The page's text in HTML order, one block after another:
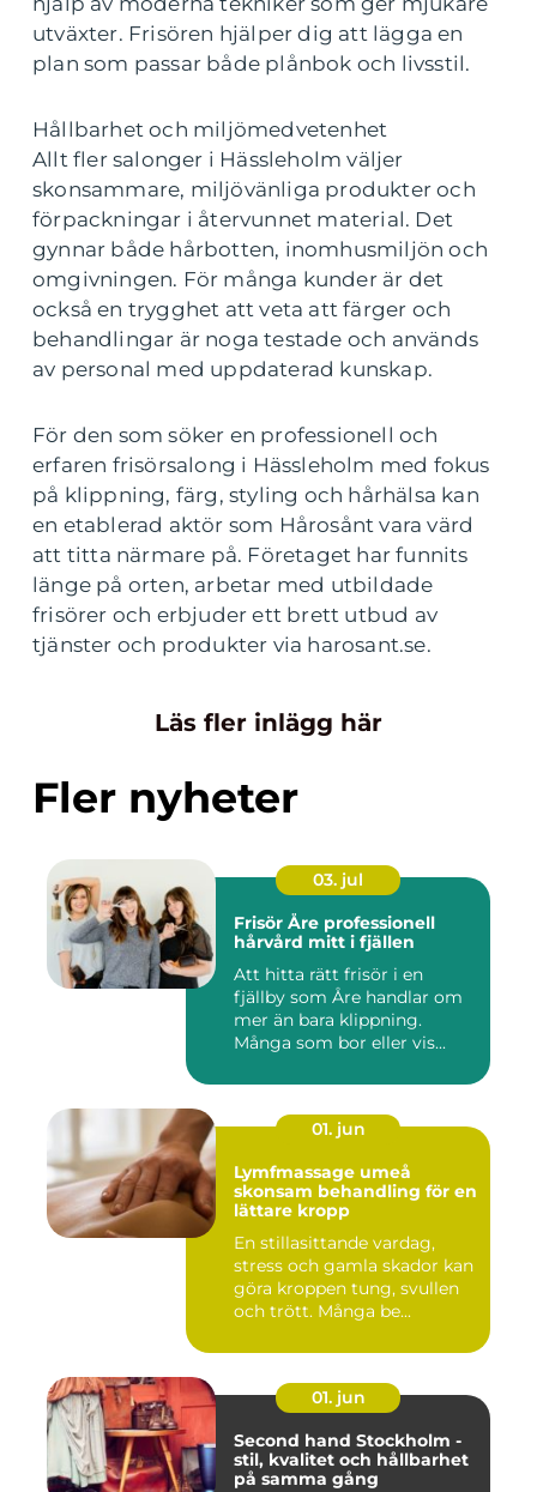
utväxter. Frisören hjälper dig att lägga en
plan som passar både plånbok och livsstil.
Hållbarhet och miljömedvetenhet
Allt fler salonger i Hässleholm väljer
skonsammare, miljövänliga produkter och
förpackningar i återvunnet material. Det
gynnar både hårbotten, inomhusmiljön och
omgivningen. För många kunder är det
också en trygghet att veta att färger och
behandlingar är noga testade och används
av personal med uppdaterad kunskap.
För den som söker en professionell och
erfaren frisörsalong i Hässleholm med fokus
på klippning, färg, styling och hårhälsa kan
en etablerad aktör som Hårosånt vara värd
att titta närmare på. Företaget har funnits
länge på orten, arbetar med utbildade
frisörer och erbjuder ett brett utbud av
tjänster och produkter via harosant.se.
Läs fler inlägg här
Fler nyheter
03. jul
Frisör Åre professionell
hårvård mitt i fjällen
Att hitta rätt frisör i en
fjällby som Åre handlar om
mer än bara klippning.
Många som bor eller vis...
01. jun
Lymfmassage umeå
skonsam behandling för en
lättare kropp
En stillasittande vardag,
stress och gamla skador kan
göra kroppen tung, svullen
och trött. Många be...
01. jun
Second hand Stockholm -
stil, kvalitet och hållbarhet
på samma gång